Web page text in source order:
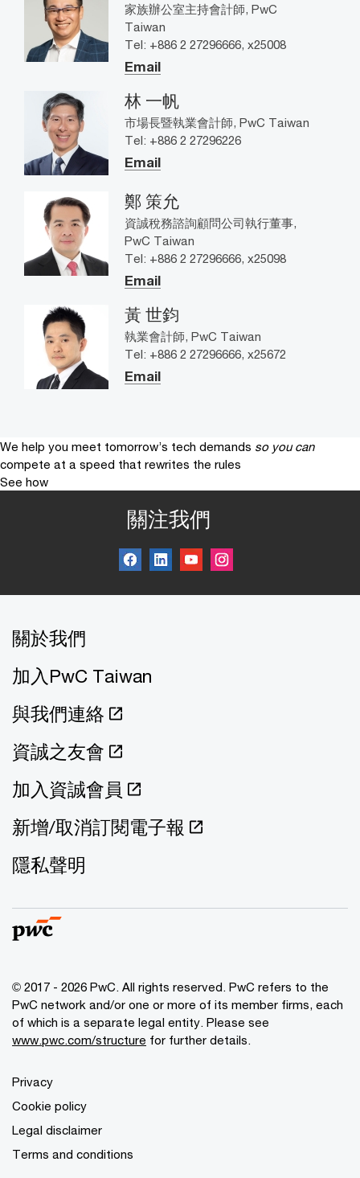
家族辦公室主持會計師, PwC
Taiwan
Tel: +886 2 27296666, x25008
Email
林 一帆
市場長暨執業會計師, PwC Taiwan
Tel: +886 2 27296226
Email
鄭 策允
資誠稅務諮詢顧問公司執行董事,
PwC Taiwan
Tel: +886 2 27296666, x25098
Email
黃 世鈞
執業會計師, PwC Taiwan
Tel: +886 2 27296666, x25672
Email
We help you meet tomorrow’s tech demands so you can
compete at a speed that rewrites the rules
See how
關注我們
關於我們
加入PwC Taiwan
與我們連絡
資誠之友會
加入資誠會員
新增/取消訂閱電子報
隱私聲明
© 2017 - 2026 PwC. All rights reserved. PwC refers to the
PwC network and/or one or more of its member firms, each
of which is a separate legal entity. Please see
www.pwc.com/structure for further details.
Privacy
Cookie policy
Legal disclaimer
Terms and conditions